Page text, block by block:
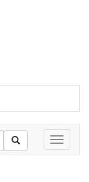
Toggle